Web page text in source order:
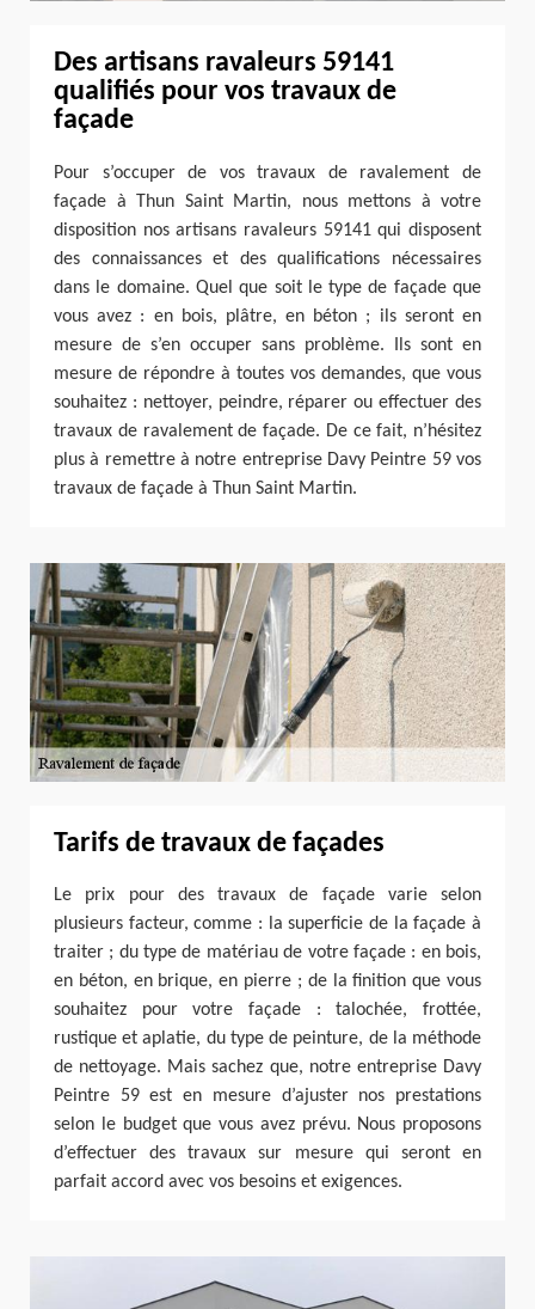
Des artisans ravaleurs 59141
qualifiés pour vos travaux de
façade
Pour s’occuper de vos travaux de ravalement de
façade à Thun Saint Martin, nous mettons à votre
disposition nos artisans ravaleurs 59141 qui disposent
des connaissances et des qualifications nécessaires
dans le domaine. Quel que soit le type de façade que
vous avez : en bois, plâtre, en béton ; ils seront en
mesure de s’en occuper sans problème. Ils sont en
mesure de répondre à toutes vos demandes, que vous
souhaitez : nettoyer, peindre, réparer ou effectuer des
travaux de ravalement de façade. De ce fait, n’hésitez
plus à remettre à notre entreprise Davy Peintre 59 vos
travaux de façade à Thun Saint Martin.
Tarifs de travaux de façades
Le prix pour des travaux de façade varie selon
plusieurs facteur, comme : la superficie de la façade à
traiter ; du type de matériau de votre façade : en bois,
en béton, en brique, en pierre ; de la finition que vous
souhaitez pour votre façade : talochée, frottée,
rustique et aplatie, du type de peinture, de la méthode
de nettoyage. Mais sachez que, notre entreprise Davy
Peintre 59 est en mesure d’ajuster nos prestations
selon le budget que vous avez prévu. Nous proposons
d’effectuer des travaux sur mesure qui seront en
parfait accord avec vos besoins et exigences.